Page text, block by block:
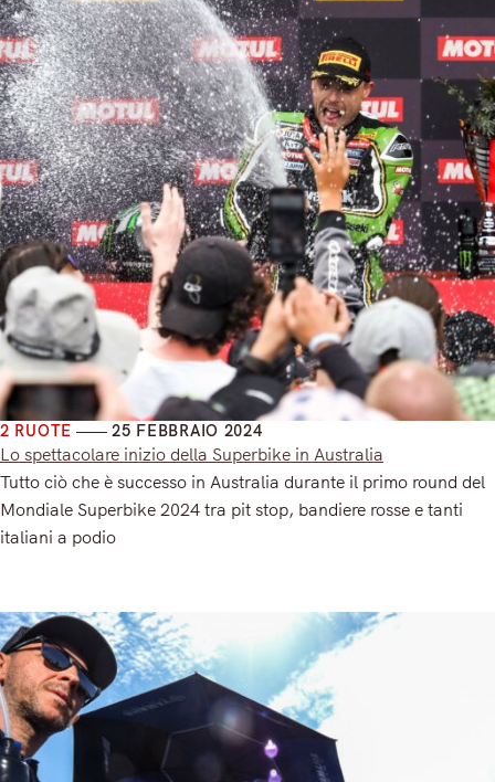
2 RUOTE 25 FEBBRAIO 2024
Lo spettacolare inizio della Superbike in Australia
Tutto ciò che è successo in Australia durante il primo round del
Mondiale Superbike 2024 tra pit stop, bandiere rosse e tanti
italiani a podio